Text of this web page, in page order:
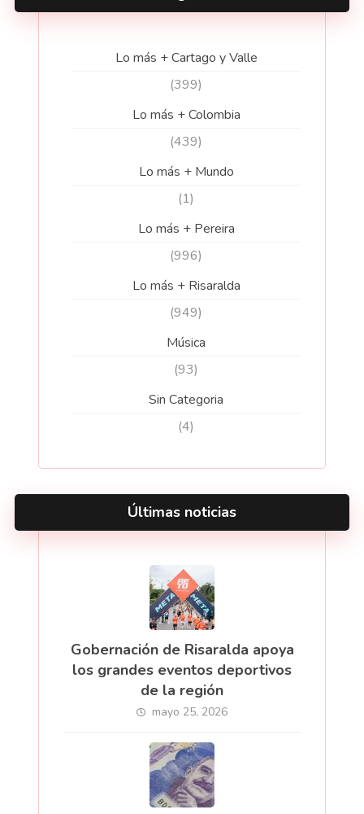
Lo más + Cartago y Valle
(399)
Lo más + Colombia
(439)
Lo más + Mundo
(1)
Lo más + Pereira
(996)
Lo más + Risaralda
(949)
Música
(93)
Sin Categoria
(4)
Últimas noticias
Gobernación de Risaralda apoya
los grandes eventos deportivos
de la región
mayo 25, 2026